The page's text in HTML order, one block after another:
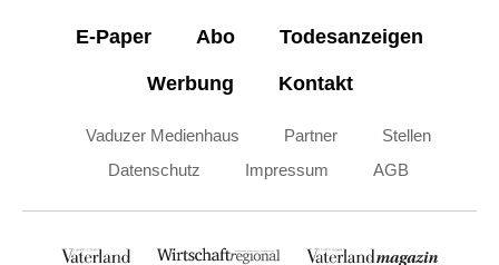
E-Paper Abo Todesanzeigen
Werbung Kontakt
Vaduzer Medienhaus Partner
Stellen
Datenschutz
Impressum AGB